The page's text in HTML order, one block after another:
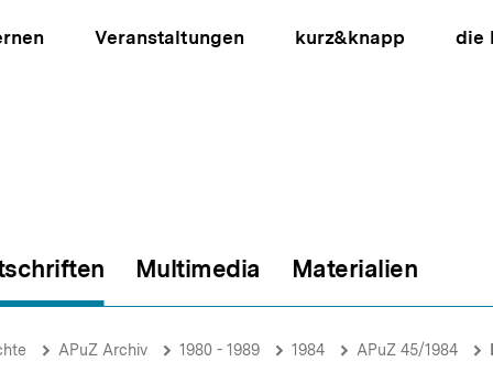
Veranstaltungen kurz&knapp die
Multimedia Materialien
APuZ Archiv 1980 - 1989 1984 APuZ 45/1984